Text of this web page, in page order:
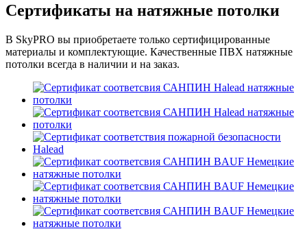
Сертификаты на натяжные потолки
В SkyPRO вы приобретаете только сертифицированные
материалы и комплектующие. Качественные ПВХ натяжные
потолки всегда в наличии и на заказ.